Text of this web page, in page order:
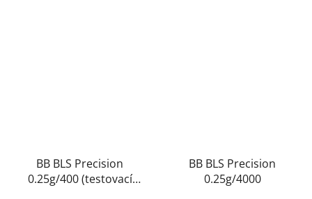
BB BLS Precision
0.25g/400 (testovací
BB BLS Precision
0.25g/4000